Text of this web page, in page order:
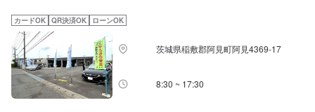
カードOK QR決済OK ローンOK
茨城県稲敷郡阿見町阿見4369-17
8:30 ~ 17:30